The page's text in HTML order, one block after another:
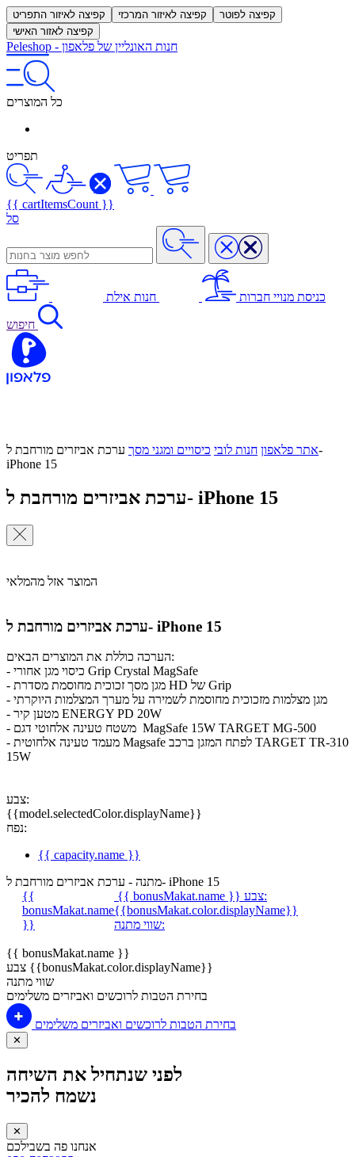
קפיצה לאיזור התפריט קפיצה לאיזור המרכזי
קפיצה לפוטר
קפיצה לאזור האישי
Peleshop - חנות האונליין של פלאפון
כל המוצרים
תפריט
{{ cartItemsCount }}
סל
כניסת מנויי חברות חנות אילת
חיפוש
אתר פלאפון חנות לובי כיסויים ומגני מסך ערכת אביזרים מורחבת ל-
iPhone 15
ערכת אביזרים מורחבת ל- iPhone 15
המוצר אזל מהמלאי
ערכת אביזרים מורחבת ל- iPhone 15
הערכה כוללת את המוצרים הבאים:
- כיסוי מגן אחורי Grip Crystal MagSafe
- מגן מסך זכוכית מחוסמת מסדרת HD של Grip
- מגן מצלמות מזכוכית מחוסמת לשמירה על מערך המצלמות היוקרתי
- מטען קיר ENERGY PD 20W
- משטח טעינה אלחוטי דגם MagSafe 15W TARGET MG-500
- מעמד טעינה אלחוטית Magsafe לפתח המזגן ברכב TARGET TR-310
15W
צבע:
{{model.selectedColor.displayName}}
נפח:
{{ capacity.name }}
מתנה - ערכת אביזרים מורחבת ל- iPhone 15
{{
bonusMakat.name
}}
{{ bonusMakat.name }}
צבע:
{{bonusMakat.color.displayName}}
שווי מתנה:
{{ bonusMakat.name }}
צבע {{bonusMakat.color.displayName}}
שווי מתנה
בחירת הטבות לרוכשים ואביזרים משלימים
בחירת הטבות לרוכשים ואביזרים משלימים
✕
לפני שנתחיל את השיחה
נשמח להכיר
✕
אנחנו פה בשבילכם